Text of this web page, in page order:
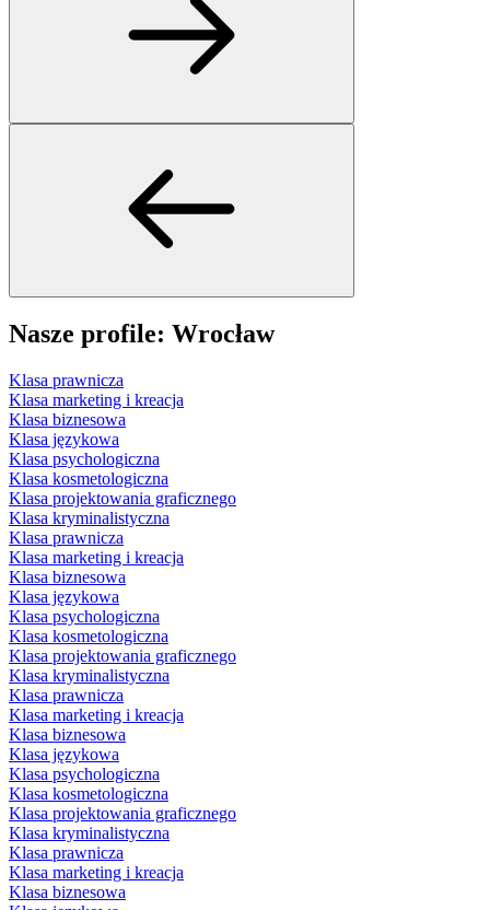
Nasze profile: Wrocław
Klasa prawnicza
Klasa marketing i kreacja
Klasa biznesowa
Klasa językowa
Klasa psychologiczna
Klasa kosmetologiczna
Klasa projektowania graficznego
Klasa kryminalistyczna
Klasa prawnicza
Klasa marketing i kreacja
Klasa biznesowa
Klasa językowa
Klasa psychologiczna
Klasa kosmetologiczna
Klasa projektowania graficznego
Klasa kryminalistyczna
Klasa prawnicza
Klasa marketing i kreacja
Klasa biznesowa
Klasa językowa
Klasa psychologiczna
Klasa kosmetologiczna
Klasa projektowania graficznego
Klasa kryminalistyczna
Klasa prawnicza
Klasa marketing i kreacja
Klasa biznesowa